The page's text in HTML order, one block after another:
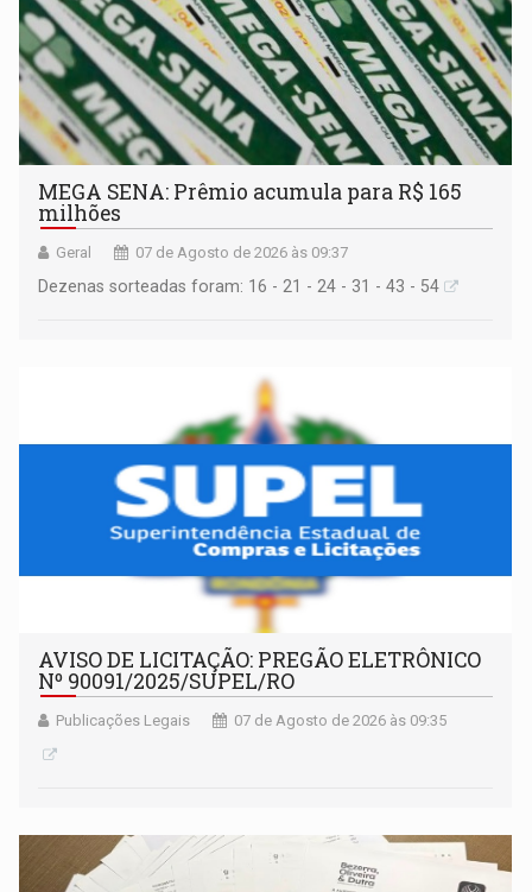
MEGA SENA: Prêmio acumula para R$ 165
milhões
Geral 07 de Agosto de 2026 às 09:37
Dezenas sorteadas foram: 16 - 21 - 24 - 31 - 43 - 54
AVISO DE LICITAÇÃO: PREGÃO ELETRÔNICO
Nº 90091/2025/SUPEL/RO
Publicações Legais 07 de Agosto de 2026 às 09:35